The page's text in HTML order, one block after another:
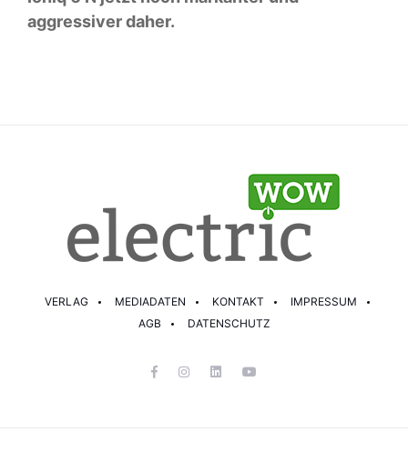
aggressiver daher.
VERLAG MEDIADATEN KONTAKT
IMPRESSUM
AGB
DATENSCHUTZ